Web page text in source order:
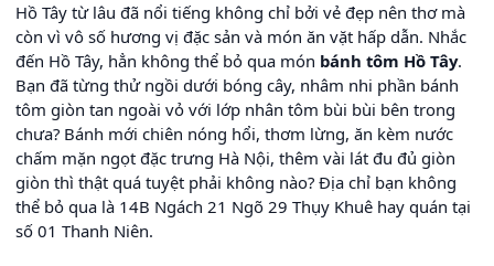
Hồ Tây từ lâu đã nổi tiếng không chỉ bởi vẻ đẹp nên thơ mà
còn vì vô số hương vị đặc sản và món ăn vặt hấp dẫn. Nhắc
đến Hồ Tây, hẳn không thể bỏ qua món bánh tôm Hồ Tây.
Bạn đã từng thử ngồi dưới bóng cây, nhâm nhi phần bánh
tôm giòn tan ngoài vỏ với lớp nhân tôm bùi bùi bên trong
chưa? Bánh mới chiên nóng hổi, thơm lừng, ăn kèm nước
chấm mặn ngọt đặc trưng Hà Nội, thêm vài lát đu đủ giòn
giòn thì thật quá tuyệt phải không nào? Địa chỉ bạn không
thể bỏ qua là 14B Ngách 21 Ngõ 29 Thụy Khuê hay quán tại
số 01 Thanh Niên.